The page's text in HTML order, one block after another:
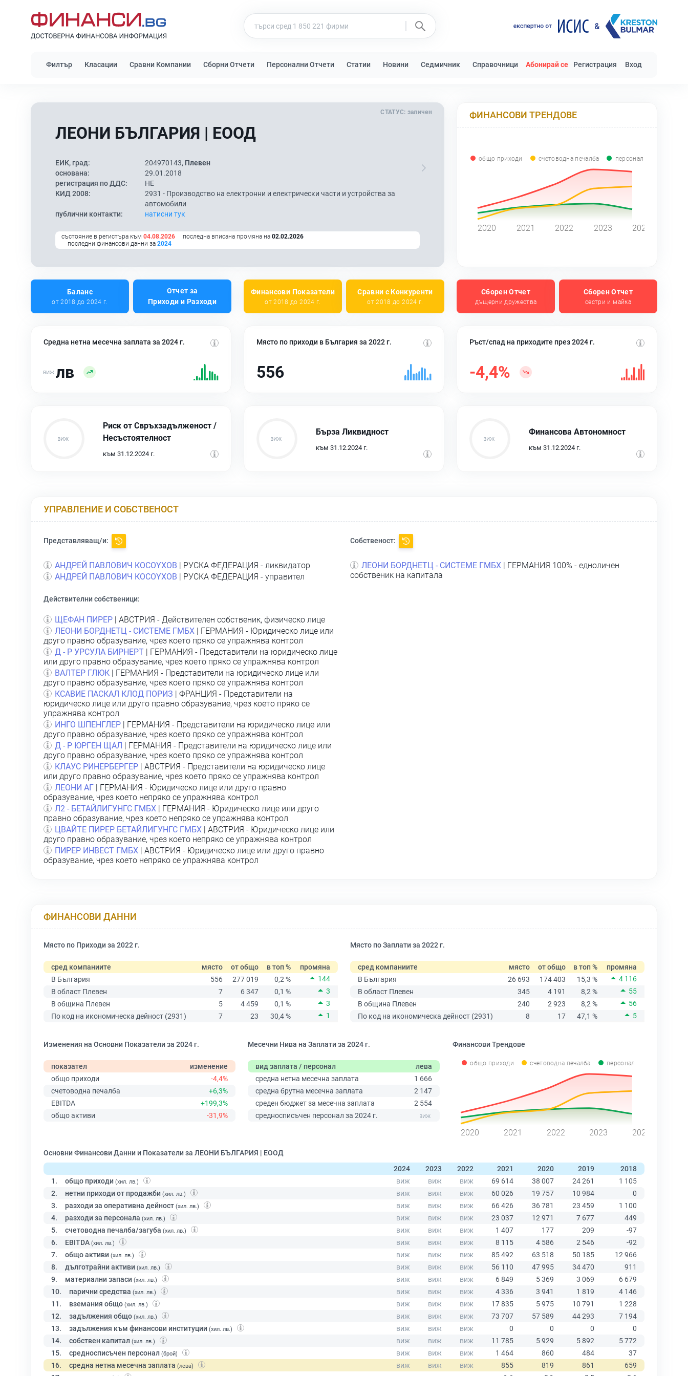
Филтър Класации Сравни Компании Сборни Отчети Персонални Отчети Статии Новини Седмичник Справочници Абонирай се Регистрация Вход
ЛЕОНИ БЪЛГАРИЯ | ЕООД
СТАТУС: заличен
ЕИК, град: 204970143, Плевен
основана:
29.01.2018
регистрация по ДДС:
НЕ
КИД 2008:
2931 - Производство на електронни и електрически части и устройства за
автомобили
публични контакти:
натисни тук
състояние в регистъра към 04.08.2026 последна вписана промяна на 02.02.2026
последни финансови данни за 2024
ФИНАНСОВИ ТРЕНДОВЕ
общо приходи счетоводна печалба персонал
2020 2021 2022 2023 2024
Баланс
от 2018 до 2024 г.
Отчет за
Приходи и Разходи
Финансови Показатели
от 2018 до 2024 г.
Сравни с Конкуренти
от 2018 до 2024 г.
Сборен Отчет
дъщерни дружества
Сборен Отчет
сестри и майка
Средна нетна месечна заплата за 2024 г.
лв
Място по приходи в България за 2022 г.
556
Ръст/спад на приходите през 2024 г.
-4,4%
Риск от Свръхзадълженост /
Несъстоятелност
към 31.12.2024 г.
Бърза Ликвидност
към 31.12.2024 г.
Финансова Автономност
към 31.12.2024 г.
УПРАВЛЕНИЕ И СОБСТВЕНОСТ
Представляващ/и:
АНДРЕЙ ПАВЛОВИЧ КОСOYХОВ | РУСКА ФЕДЕРАЦИЯ - ликвидатор
АНДРЕЙ ПАВЛОВИЧ КОСOYХОВ | РУСКА ФЕДЕРАЦИЯ - управител
Собственост:
ЛЕОНИ БОРДНЕТЦ - СИСТЕМЕ ГМБХ | ГЕРМАНИЯ 100% - едноличен
собственик на капитала
Действителни собственици:
ЩЕФАН ПИРЕР | АВСТРИЯ - Действителен собственик, физическо лице
ЛЕОНИ БОРДНЕТЦ - СИСТЕМЕ ГМБХ | ГЕРМАНИЯ - Юридическо лице или
друго правно образувание, чрез което пряко се упражнява контрол
Д - Р УРСУЛА БИРНЕРТ | ГЕРМАНИЯ - Представители на юридическо лице
или друго правно образувание, чрез което пряко се упражнява контрол
ВАЛТЕР ГЛЮК | ГЕРМАНИЯ - Представители на юридическо лице или
друго правно образувание, чрез което пряко се упражнява контрол
КСАВИЕ ПАСКАЛ КЛОД ПОРИЗ | ФРАНЦИЯ - Представители на
юридическо лице или друго правно образувание, чрез което пряко се
упражнява контрол
ИНГО ШПЕНГЛЕР | ГЕРМАНИЯ - Представители на юридическо лице или
друго правно образувание, чрез което пряко се упражнява контрол
Д - Р ЮРГЕН ЩАЛ | ГЕРМАНИЯ - Представители на юридическо лице или
друго правно образувание, чрез което пряко се упражнява контрол
КЛАУС РИНЕРБЕРГЕР | АВСТРИЯ - Представители на юридическо лице
или друго правно образувание, чрез което пряко се упражнява контрол
ЛЕОНИ АГ | ГЕРМАНИЯ - Юридическо лице или друго правно
образувание, чрез което непряко се упражнява контрол
Л2 - БЕТАЙЛИГУНГС ГМБХ | ГЕРМАНИЯ - Юридическо лице или друго
правно образувание, чрез което непряко се упражнява контрол
ЦВАЙТЕ ПИРЕР БЕТАЙЛИГУНГС ГМБХ | АВСТРИЯ - Юридическо лице или
друго правно образувание, чрез което непряко се упражнява контрол
ПИРЕР ИНВЕСТ ГМБХ | АВСТРИЯ - Юридическо лице или друго правно
образувание, чрез което непряко се упражнява контрол
ФИНАНСОВИ ДАННИ
Място по Приходи за 2022 г.
сред компаниите място от общо в топ %
промяна
В България
556 277 019 0,2 %
144
В област Плевен
7 6 347 0,1 %
3
В община Плевен
5 4 459 0,1 %
3
По код на икономическа дейност (2931)
7 23 30,4 % 1
Място по Заплати за 2022 г.
сред компаниите място от общо в топ %
промяна
В България
26 693 174 403 15,3 %
4 116
В област Плевен
345 4 191 8,2 %
55
В община Плевен
240 2 923 8,2 %
56
По код на икономическа дейност (2931)
8 17 47,1 % 5
Изменения на Основни Показатели за 2024 г.
показател
изменение
общо приходи
-4,4%
счетоводна печалба
+6,3%
EBITDA
+199,3%
общо активи
-31,9%
Месечни Нива на Заплати за 2024 г.
вид заплата / персонал
лева
средна нетна месечна заплата
1 666
средна брутна месечна заплата
2 147
среден бюджет за месечна заплата
2 554
средносписъчен персонал за 2024 г.
Финансови Трендове
общо приходи счетоводна печалба персонал
2020 2021 2022 2023 2024
Основни Финансови Данни и Показатели за ЛЕОНИ БЪЛГАРИЯ | ЕООД
2024
2023 2022 2021 2020 2019
2018
1.
общо приходи (хил. лв.)
2. нетни приходи от продажби (хил. лв.)
3. разходи за оперативна дейност (хил. лв.)
4. разходи за персонала (хил. лв.)
5. счетоводна печалба/загуба (хил. лв.)
6. EBITDA (хил. лв.)
7. общо активи (хил. лв.)
8. дълготрайни активи (хил. лв.)
9. материални запаси (хил. лв.)
10. парични средства (хил. лв.)
11. вземания общо (хил. лв.)
12. задължения общо (хил. лв.)
13. задължения към финансови институции (хил. лв.)
14. собствен капитал (хил. лв.)
15. средносписъчен персонал (брой)
16. средна нетна месечна заплата (лева)